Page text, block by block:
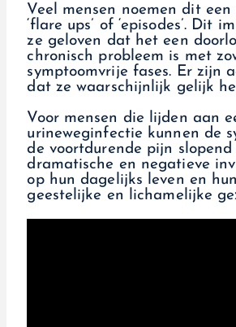
Veel mensen noemen dit een
‘flare ups’ of ‘episodes’. Dit
ze geloven dat het een
chronisch probleem is met
symptoomvrije fases. Er zijn
dat ze waarschijnlijk gelijk
Voor mensen die lijden aan
urineweginfectie kunnen de
de voortdurende pijn slopend
dramatische en negatieve
op hun dagelijks leven en
geestelijke en lichamelijke